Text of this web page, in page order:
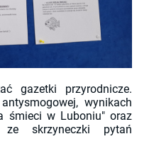
gazetki przyrodnicze.
wynikach
śmieci w Luboniu" oraz
skrzyneczki pytań